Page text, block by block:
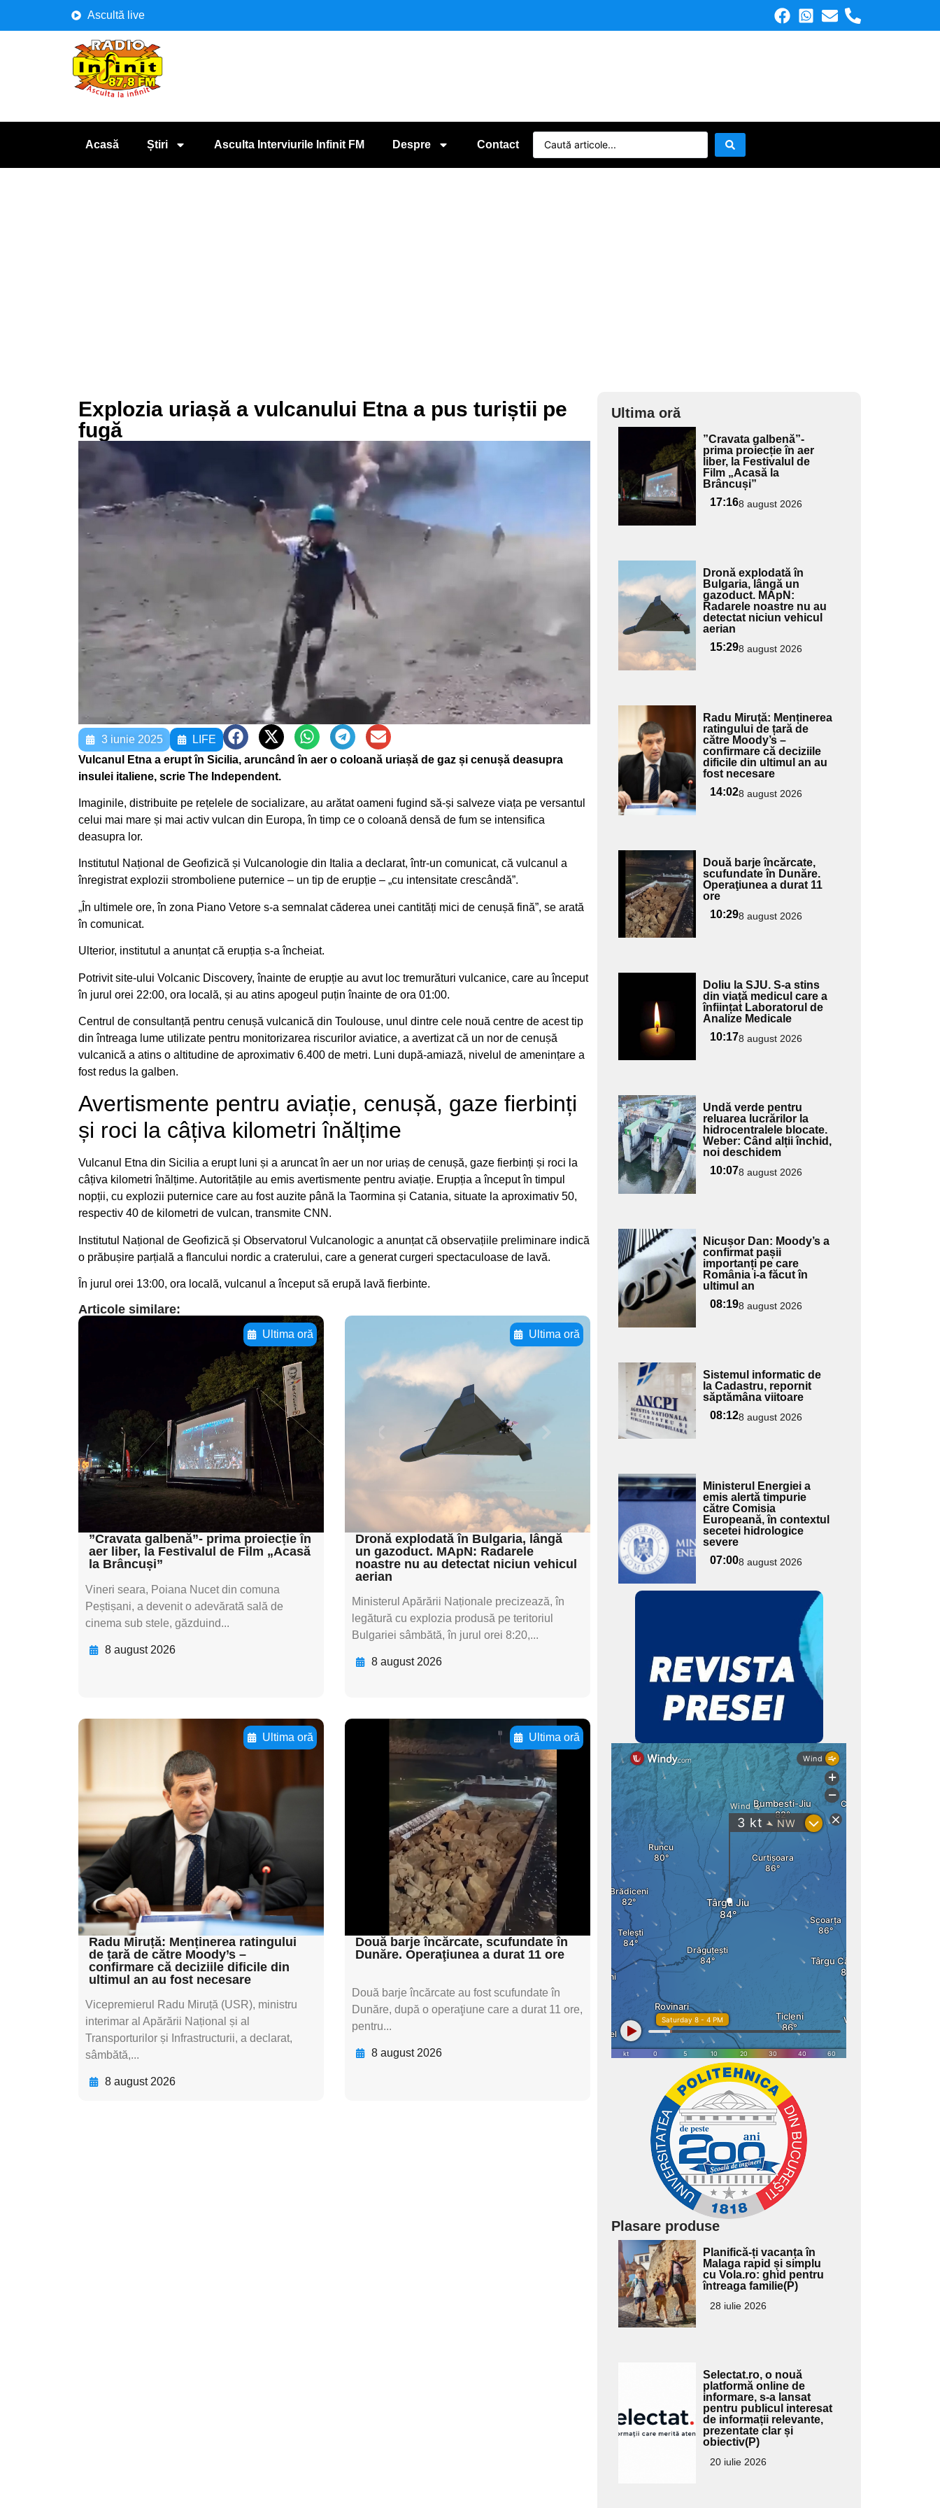
Ascultă live
Acasă Știri Asculta Interviurile Infinit FM Despre Contact
Explozia uriașă a vulcanului Etna a pus turiștii pe
fugă
3 iunie 2025
LIFE
Vulcanul Etna a erupt în Sicilia, aruncând în aer o coloană uriașă de gaz și cenușă deasupra
insulei italiene, scrie The Independent.
Imaginile, distribuite pe rețelele de socializare, au arătat oameni fugind să-și salveze viața pe versantul
celui mai mare și mai activ vulcan din Europa, în timp ce o coloană densă de fum se intensifica
deasupra lor.
Institutul Național de Geofizică și Vulcanologie din Italia a declarat, într-un comunicat, că vulcanul a
înregistrat explozii stromboliene puternice – un tip de erupție – „cu intensitate crescândă”.
„În ultimele ore, în zona Piano Vetore s-a semnalat căderea unei cantități mici de cenușă fină”, se arată
în comunicat.
Ulterior, institutul a anunțat că erupția s-a încheiat.
Potrivit site-ului Volcanic Discovery, înainte de erupție au avut loc tremurături vulcanice, care au început
în jurul orei 22:00, ora locală, și au atins apogeul puțin înainte de ora 01:00.
Centrul de consultanță pentru cenușă vulcanică din Toulouse, unul dintre cele nouă centre de acest tip
din întreaga lume utilizate pentru monitorizarea riscurilor aviatice, a avertizat că un nor de cenușă
vulcanică a atins o altitudine de aproximativ 6.400 de metri. Luni după-amiază, nivelul de amenințare a
fost redus la galben.
Avertismente pentru aviație, cenușă, gaze fierbinți
și roci la câțiva kilometri înălțime
Vulcanul Etna din Sicilia a erupt luni și a aruncat în aer un nor uriaș de cenușă, gaze fierbinți și roci la
câțiva kilometri înălțime. Autoritățile au emis avertismente pentru aviație. Erupția a început în timpul
nopții, cu explozii puternice care au fost auzite până la Taormina și Catania, situate la aproximativ 50,
respectiv 40 de kilometri de vulcan, transmite CNN.
Institutul Național de Geofizică și Observatorul Vulcanologic a anunțat că observațiile preliminare indică
o prăbușire parțială a flancului nordic a craterului, care a generat curgeri spectaculoase de lavă.
În jurul orei 13:00, ora locală, vulcanul a început să erupă lavă fierbinte.
Articole similare:
Ultima oră
Adaugă aici textul
subtitluAdaugă aici
textul pentru
subtitluAdaugă aici
textul pentru
subtitluAdaugă aici
textul pentru subti
”Cravata galbenă”- prima proiecție în
aer liber, la Festivalul de Film „Acasă
la Brâncuși”
Vineri seara, Poiana Nucet din comuna
Peștișani, a devenit o adevărată sală de
cinema sub stele, găzduind...
8 august 2026
Ultima oră
Adaugă aici textul
pentru
subtitluAdaugă aici
textul pentru
subtitluAdaugă aici
textul pentru
subtitluAdaugă aici
textul pentru subti
Dronă explodată în Bulgaria, lângă
un gazoduct. MApN: Radarele
noastre nu au detectat niciun vehicul
aerian
Ministerul Apărării Naționale precizează, în
legătură cu explozia produsă pe teritoriul
Bulgariei sâmbătă, în jurul orei 8:20,...
8 august 2026
Ultima oră
Adaugă aici textul
pentru
subtitluAdaugă aici
textul pentru
subtitluAdaugă aici
textul pentru
subtitluAdaugă aici
textul pentru subti
Radu Miruță: Menținerea ratingului
de țară de către Moody’s –
confirmare că deciziile dificile din
ultimul an au fost necesare
Vicepremierul Radu Miruță (USR), ministru
interimar al Apărării Național și al
Transporturilor și Infrastructurii, a declarat,
sâmbătă,...
8 august 2026
Ultima oră
Adaugă aici textul
pentru
subtitluAdaugă aici
textul pentru
subtitluAdaugă aici
textul pentru
subtitluAdaugă aici
textul pentru subti
Două barje încărcate, scufundate în
Dunăre. Operaţiunea a durat 11 ore
Două barje încărcate au fost scufundate în
Dunăre, după o operaţiune care a durat 11 ore,
pentru...
8 august 2026
Ultima oră
aici textul
pentru
subtitlu
”Cravata galbenă”-
prima proiecție în aer
liber, la Festivalul de
Film „Acasă la
Brâncuși”
17:168 august 2026
aici textul
pentru
subtitlu
Dronă explodată în
Bulgaria, lângă un
gazoduct. MApN:
Radarele noastre nu au
detectat niciun vehicul
aerian
15:298 august 2026
Adaugă
aici textul
pentru
subtitlu
Radu Miruță: Menținerea
ratingului de țară de
către Moody’s –
confirmare că deciziile
dificile din ultimul an au
fost necesare
14:028 august 2026
Adaugă
aici textul
pentru
subtitlu
Două barje încărcate,
scufundate în Dunăre.
Operaţiunea a durat 11
ore
10:298 august 2026
pentru
subtitlu
Doliu la SJU. S-a stins
din viață medicul care a
înființat Laboratorul de
Analize Medicale
10:178 august 2026
Adaugă
aici textul
pentru
subtitlu
Undă verde pentru
reluarea lucrărilor la
hidrocentralele blocate.
Weber: Când alții închid,
noi deschidem
10:078 august 2026
Adaugă
aici textul
pentru
subtitlu
Nicușor Dan: Moody’s a
confirmat pașii
importanți pe care
România i-a făcut în
ultimul an
08:198 august 2026
Adaugă
aici textul
pentru
subtitlu
Sistemul informatic de
la Cadastru, repornit
săptămâna viitoare
08:128 august 2026
Adaugă
aici textul
subtitlu
Ministerul Energiei a
emis alertă timpurie
către Comisia
Europeană, în contextul
secetei hidrologice
severe
07:008 august 2026
Plasare produse
Adaugă
aici textul
pentru
subtitlu
Planifică-ți vacanța în
Malaga rapid și simplu
cu Vola.ro: ghid pentru
întreaga familie(P)
28 iulie 2026
subtitlu
Selectat.ro, o nouă
platformă online de
informare, s-a lansat
pentru publicul interesat
de informații relevante,
prezentate clar și
obiectiv(P)
20 iulie 2026